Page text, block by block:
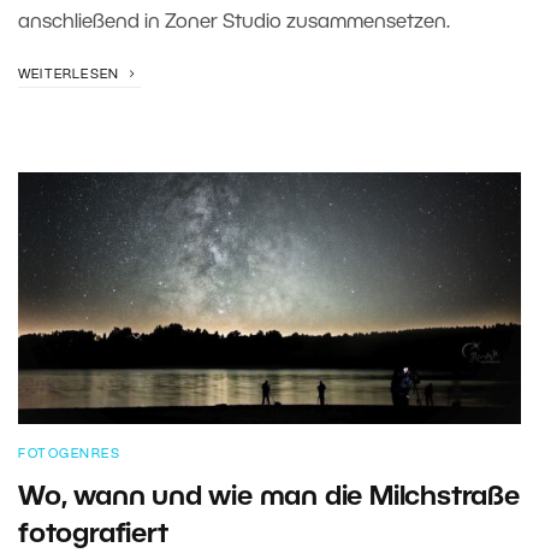
anschließend in Zoner Studio zusammensetzen.
WEITERLESEN
FOTOGENRES
Wo, wann und wie man die Milchstraße
fotografiert